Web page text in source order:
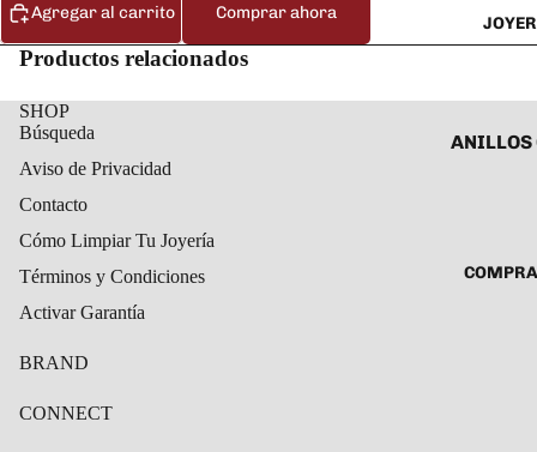
DIJES Y
SET DE
ANILLOS
Agregar al carrito Comprar ahora
Productos relacionados
SHOP
Búsqueda
Aviso de Privacidad
Contacto
Cómo Limpiar Tu Joyería
Términos y Condiciones
Activar Garantía
BRAND
CONNECT